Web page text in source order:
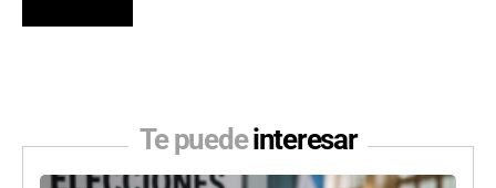
Te puedeinteresar